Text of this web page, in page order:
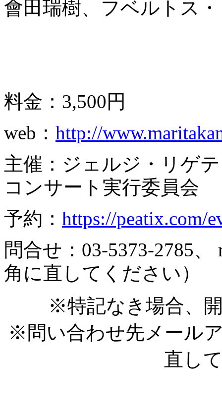
會田瑞樹、フベルトス
料金：3,500円
web： http://
主催：ジェルジ・リゲ
コンサート実行委員会
予約： https://peatix.com/
問合せ：03-5373-2785
角に直してください）
※特記なき場合、
※問い合わせ先メール
直し